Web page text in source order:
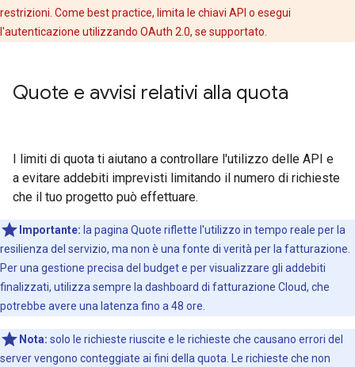
restrizioni. Come best practice, limita le chiavi API o esegui
l'autenticazione utilizzando OAuth 2.0, se supportato.
Quote e avvisi relativi alla quota
I limiti di quota ti aiutano a controllare l'utilizzo delle API e
a evitare addebiti imprevisti limitando il numero di richieste
che il tuo progetto può effettuare.
Importante: la pagina Quote riflette l'utilizzo in tempo reale per la
resilienza del servizio, ma non è una fonte di verità per la fatturazione.
Per una gestione precisa del budget e per visualizzare gli addebiti
finalizzati, utilizza sempre la dashboard di fatturazione Cloud, che
potrebbe avere una latenza fino a 48 ore.
Nota: solo le richieste riuscite e le richieste che causano errori del
server vengono conteggiate ai fini della quota. Le richieste che non